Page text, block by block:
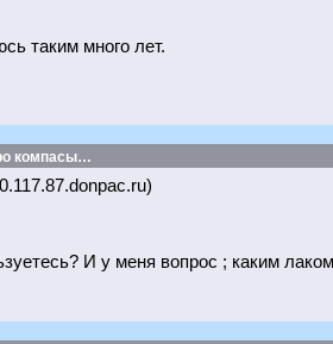
таким много лет.
компасы…
И у меня вопрос ; каким